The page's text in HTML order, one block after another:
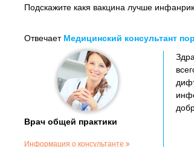
Подскажите какя вакцина лучше
Отвечает Медицинский консультант
Врач общей практики
Информация о консультанте